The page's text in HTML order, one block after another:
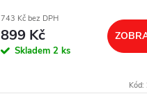
743 Kč bez DPH
899 Kč
Skladem 2 ks
Kód: